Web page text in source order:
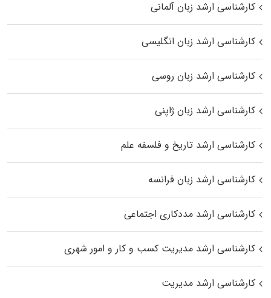
کارشناسی ارشد زبان آلمانی
کارشناسی ارشد زبان انگلیسی
کارشناسی ارشد زبان روسی
کارشناسی ارشد زبان ژاپنی
کارشناسی ارشد تاریخ و فلسفه علم
کارشناسی ارشد زبان فرانسه
کارشناسی ارشد مددکاری اجتماعی
کارشناسی ارشد مدیریت کسب و کار و امور شهری
کارشناسی ارشد مدیریت